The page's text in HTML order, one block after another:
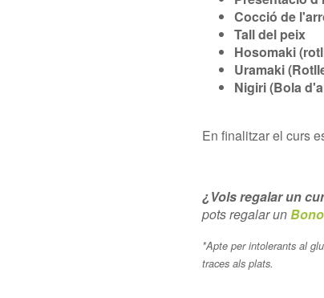
Cocció de
Tall del peix
Hosomaki
Uramaki
Nigiri (Bola
En finalitzar el curs
¿Vols regalar un
pots regalar un
*Apte per intolerants al
traces als plats.